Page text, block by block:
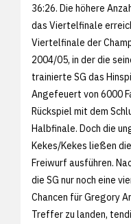
36:26. Die höhere
das Viertelfinale
Viertelfinale der
2004/05, in der die
trainierte SG das
Angefeuert von 6000
Rückspiel mit dem
Halbfinale. Doch die
Kekes/Kekes ließen
Freiwurf ausführen.
die SG nur noch eine
Chancen für Gregory
Treffer zu landen,